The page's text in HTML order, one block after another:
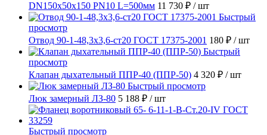
DN150х50х150 PN10 L=500мм 11 730 ₽ / шт
Быстрый
просмотр
Отвод 90-1-48,3х3,6-ст20 ГОСТ 17375-2001 180 ₽ / шт
Быстрый
просмотр
Клапан дыхательный ППР-40 (ППР-50) 4 320 ₽ / шт
Быстрый просмотр
Люк замерный ЛЗ-80 5 188 ₽ / шт
Быстрый просмотр